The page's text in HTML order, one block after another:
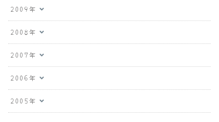
2009年
2008年
2007年
2006年
2005年